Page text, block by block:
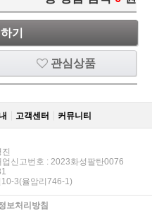
기
관심상품
고객센터 커뮤니티
신고번호 : 2023화성팔탄0076
3(율암리746-1)
보처리방침